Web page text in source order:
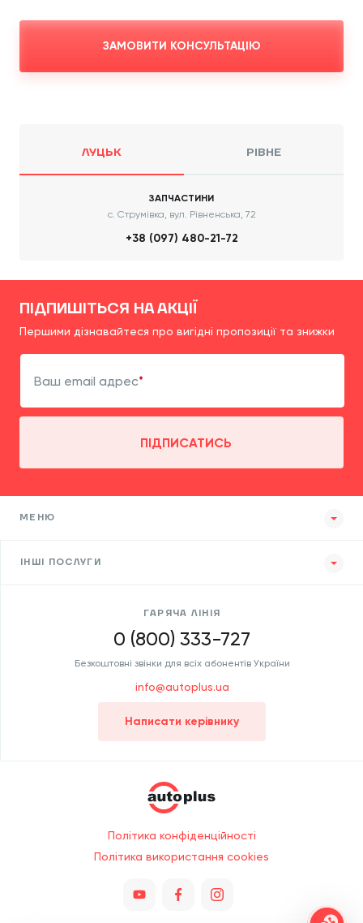
ЗАМОВИТИ КОНСУЛЬТАЦІЮ
ЛУЦЬК РІВНЕ
ЗАПЧАСТИНИ
с. Струмівка, вул. Рівненська, 72
+38 (097) 480-21-72
ПІДПИШІТЬСЯ НА АКЦІЇ
Першими дізнавайтеся про вигідні пропозиції та знижки
Ваш email адрес
ПІДПИСАТИСЬ
МЕНЮ
ІНШІ ПОСЛУГИ
ГАРЯЧА ЛІНІЯ
0 (800) 333-727
Безкоштовні звінки для всіх абонентів України
info@autoplus.ua
Написати керівнику
Політика конфіденційності
Політика використання cookies